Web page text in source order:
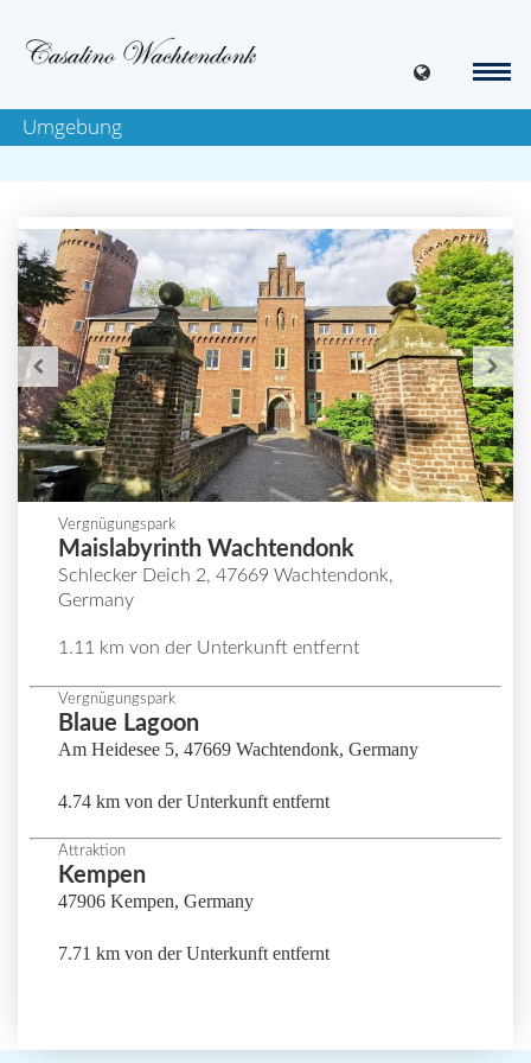
Umgebung
Vergnügungspark
Maislabyrinth Wachtendonk
Schlecker Deich 2, 47669 Wachtendonk,
Germany
1.11 km von der Unterkunft entfernt
Vergnügungspark
Blaue Lagoon
Am Heidesee 5, 47669 Wachtendonk, Germany
4.74 km von der Unterkunft entfernt
Attraktion
Kempen
47906 Kempen, Germany
7.71 km von der Unterkunft entfernt